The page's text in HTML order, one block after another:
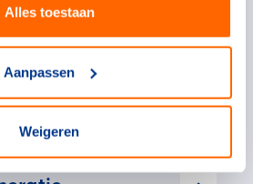
Alles toestaan
Aanpassen
Weigeren
in Nederland gezonder te
waar dat nodig is. Vind